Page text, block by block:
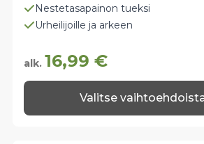
Nestetasapainon tueksi
Urheilijoille ja arkeen
alk. 16,99€
Valitse
Tällä
tuotteella
on